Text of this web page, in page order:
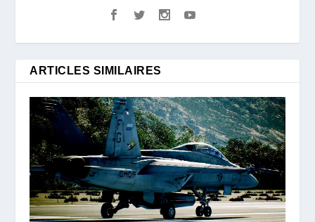
ARTICLES SIMILAIRES